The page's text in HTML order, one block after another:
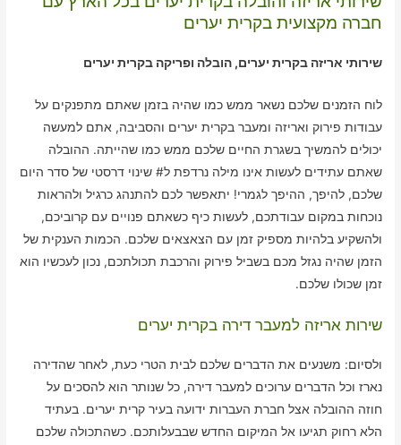
חברה מקצועית בקרית יערים
שירותי אריזה בקרית יערים, הובלה ופריקה בקרית יערים
לוח הזמנים שלכם נשאר ממש כמו שהיה בזמן שאתם מתפנקים על
עבודות פירוק ואריזה ומעבר בקרית יערים והסביבה, אתם למעשה
יכולים להמשיך בשגרת החיים שלכם ממש כמו שהייתה. ההובלה
שאתם עתידים לעשות אינו מילה נרדפת ל# שינוי דרסטי של סדר היום
שלכם, להיפך, ההיפך לגמרי! יתאפשר לכם להתנהג כרגיל ולהראות
נוכחות במקום עבודתכם, לעשות כיף כשאתם פנויים עם קרוביכם,
ולהשקיע בלהיות מספיק זמן עם הצאצאים שלכם. הכמות הענקית של
הזמן שהיה נגזל מכם בשביל פירוק והרכבת תכולתכם, נכון לעכשיו הוא
זמן שכולו שלכם.
שירות אריזה למעבר דירה בקרית יערים
ולסיום: משנעים את הדברים שלכם לבית הטרי כעת, לאחר שהדירה
נארז וכל הדברים ערוכים למעבר דירה, כל שנותר הוא להסכים על
חוזה ההובלה אצל חברת העברות ידועה בעיר קרית יערים. בעתיד
הלא רחוק תגיעו אל המיקום החדש שבבעלותכם. כשהתכולה שלכם